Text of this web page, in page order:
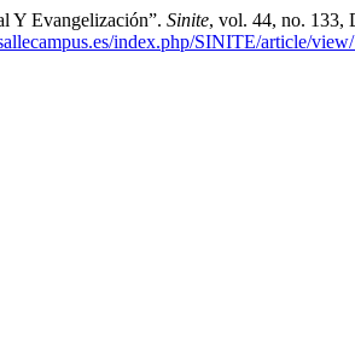
Y Evangelización”. Sinite, vol. 44, no. 133,
index.php/SINITE/article/